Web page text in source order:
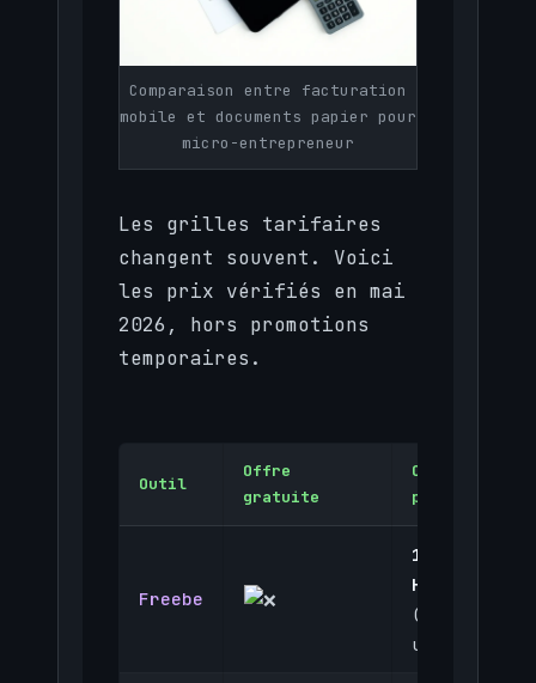
Comparaison entre facturation
mobile et documents papier pour
micro-entrepreneur
Les grilles tarifaires
changent souvent. Voici
les prix vérifiés en mai
2026, hors promotions
temporaires.
Outil
Offre
gratuite
Offre
payante
Freebe
14,90 €
HT/mois
(offre
unique)